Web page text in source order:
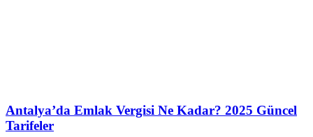
Antalya’da Emlak Vergisi Ne Kadar? 2025 Güncel
Tarifeler